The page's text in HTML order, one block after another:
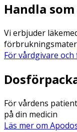
Handla
Vi erbjuder
För vårdgivare
För vårdens
på din medicin
Läs mer om